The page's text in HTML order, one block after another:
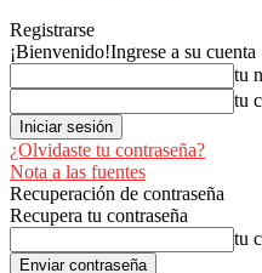
Registrarse
¡Bienvenido!Ingrese a su cuenta
tu
tu
¿Olvidaste tu contraseña?
Nota a las fuentes
Recuperación de contraseña
Recupera tu contraseña
tu